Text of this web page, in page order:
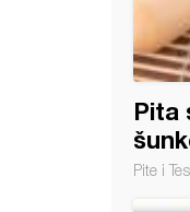
Pita
Pite i